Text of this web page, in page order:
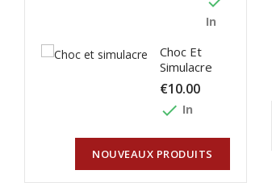
In
Choc Et
Simulacre
€10.00
done In
NOUVEAUX PRODUITS